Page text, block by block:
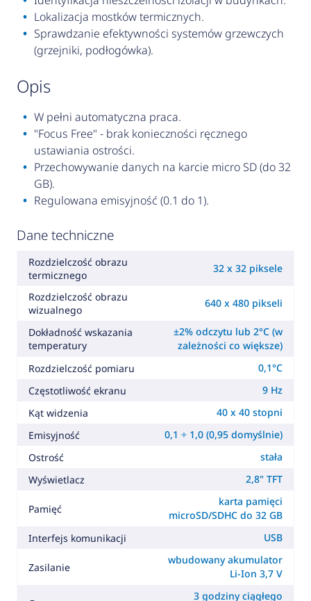
Lokalizacja mostków termicznych.
Sprawdzanie efektywności systemów grzewczych
(grzejniki, podłogówka).
opis
W pełni automatyczna praca.
"Focus Free" - brak konieczności ręcznego
ustawiania ostrości.
Przechowywanie danych na karcie micro SD (do 32
GB).
Regulowana emisyjność (0.1 do 1).
Dane techniczne
Rozdzielczość obrazu
termicznego
32 x 32 piksele
Rozdzielczość obrazu
wizualnego
640 x 480 pikseli
Dokładność wskazania
temperatury
±2% odczytu lub 2°C (w
zależności co większe)
Rozdzielczość pomiaru
0,1°C
Częstotliwość ekranu
9 Hz
Kąt widzenia
40 x 40 stopni
Emisyjność
0,1 ÷ 1,0 (0,95 domyślnie)
Ostrość
stała
Wyświetlacz
2,8" TFT
Pamięć
karta pamięci
microSD/SDHC do 32 GB
Interfejs komunikacji
USB
Zasilanie
wbudowany akumulator
Li-Ion 3,7 V
3 godziny ciągłego